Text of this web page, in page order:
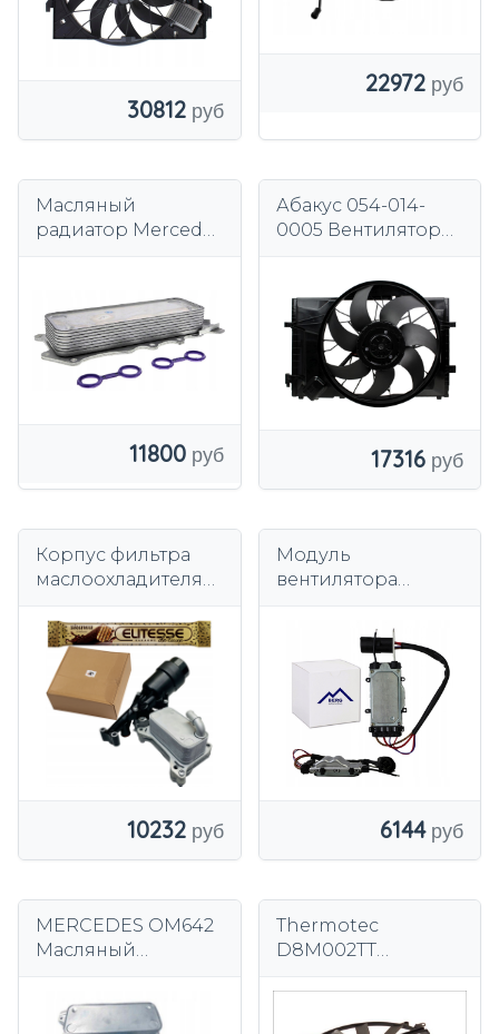
30812
22972
Масляный
радиатор Mercedes
11800
Абакус 054-014-
0005 Вентилятор
двигателя
17316
Корпус фильтра
маслоохладителя
A6511800610 OM 651
CDI + SKAWA
WAFLE ELITESSEДЕ
ЛЮКС 20Г
10232
Модуль
вентилятора
W169 W245
6144
MERCEDES OM642
Масляный
Thermotec
D8M002TT
охлаждения
двигателя